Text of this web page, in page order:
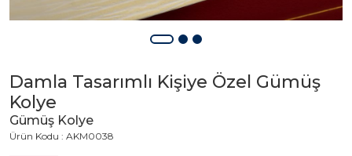
Damla Tasarımlı Kişiye Özel Gümüş
Kolye
Gümüş Kolye
Ürün Kodu : AKM0038